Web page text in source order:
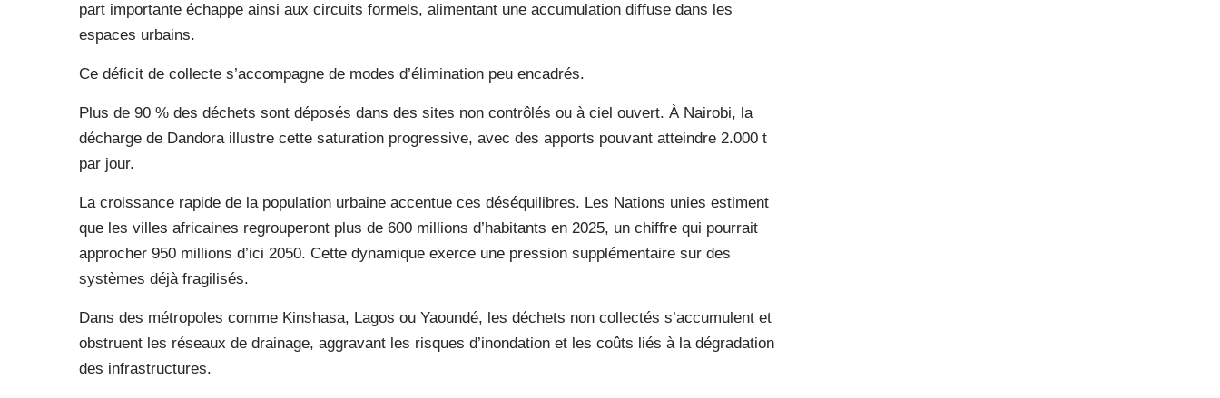
part importante échappe ainsi aux circuits formels, alimentant une accumulation diffuse dans les
espaces urbains.
Ce déficit de collecte s’accompagne de modes d’élimination peu encadrés.
Plus de 90 % des déchets sont déposés dans des sites non contrôlés ou à ciel ouvert. À Nairobi, la
décharge de Dandora illustre cette saturation progressive, avec des apports pouvant atteindre 2.000 t
par jour.
La croissance rapide de la population urbaine accentue ces déséquilibres. Les Nations unies estiment
que les villes africaines regrouperont plus de 600 millions d’habitants en 2025, un chiffre qui pourrait
approcher 950 millions d’ici 2050. Cette dynamique exerce une pression supplémentaire sur des
systèmes déjà fragilisés.
Dans des métropoles comme Kinshasa, Lagos ou Yaoundé, les déchets non collectés s’accumulent et
obstruent les réseaux de drainage, aggravant les risques d’inondation et les coûts liés à la dégradation
des infrastructures.